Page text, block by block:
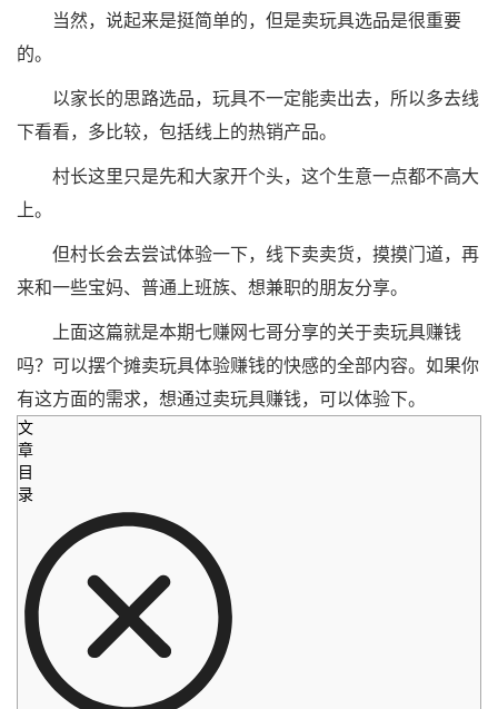
当然，说起来是挺简单的，但是卖玩具选品是很重要
的。
以家长的思路选品，玩具不一定能卖出去，所以多去线
下看看，多比较，包括线上的热销产品。
村长这里只是先和大家开个头，这个生意一点都不高大
上。
但村长会去尝试体验一下，线下卖卖货，摸摸门道，再
来和一些宝妈、普通上班族、想兼职的朋友分享。
上面这篇就是本期七赚网七哥分享的关于卖玩具赚钱
吗？可以摆个摊卖玩具体验赚钱的快感的全部内容。如果你
有这方面的需求，想通过卖玩具赚钱，可以体验下。
文
章
目
录